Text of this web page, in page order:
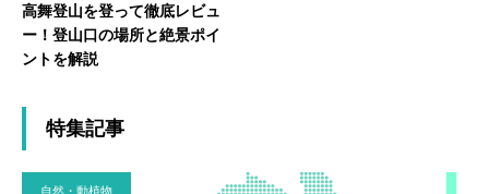
高舞登山を登って徹底レビュ
ー！登山口の場所と絶景ポイ
ントを解説
特集記事
自然・動植物